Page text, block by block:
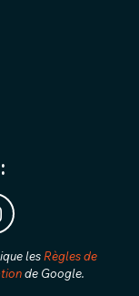
les Règles de
de Google.